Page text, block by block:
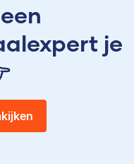
je